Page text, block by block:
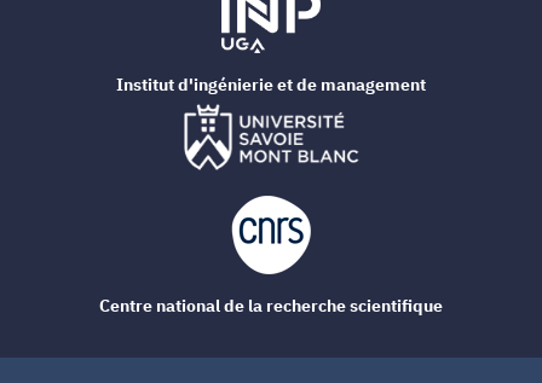
Institut d'ingénierie et de management
Centre national de la recherche scientifique